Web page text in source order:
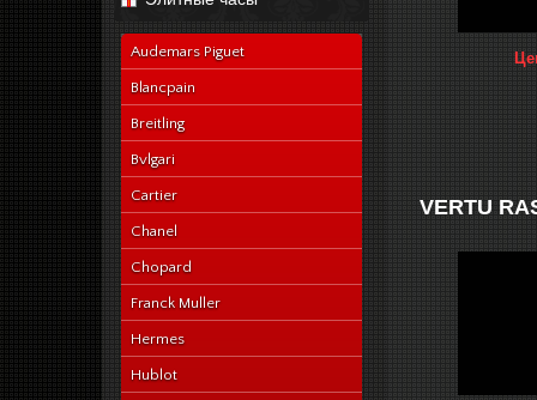
Audemars Piguet
Blancpain
Breitling
Bvlgari
Cartier
Chanel
Chopard
Franck Muller
Hermes
Hublot
VERTU